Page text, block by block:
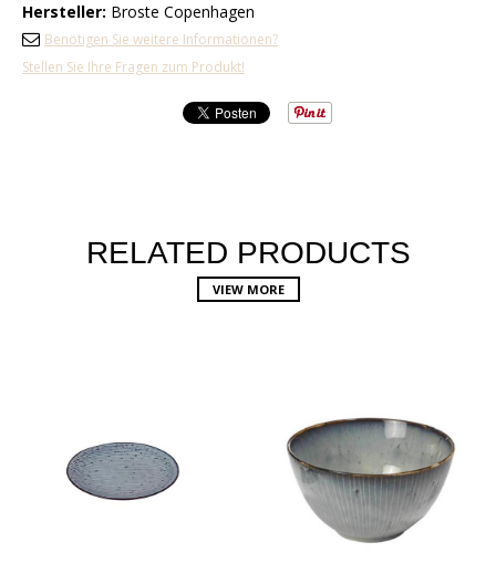
Hersteller: Broste Copenhagen
Benötigen Sie weitere Informationen?
Stellen Sie Ihre Fragen zum Produkt!
RELATED PRODUCTS
VIEW MORE